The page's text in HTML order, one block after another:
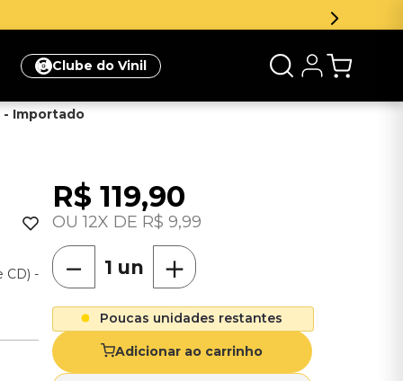
Clube do Vinil
- Importado
CD) -
R$ 119,90
12 R$ 9,99
＋
－
Poucas unidades restantes
Adicionar ao carrinho